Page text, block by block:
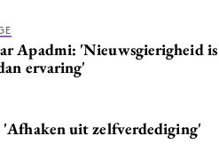
Apadmi: 'Nieuwsgierigheid is
ervaring'
'Afhaken uit zelfverdediging'